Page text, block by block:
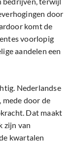
door
komt de
voorlopig
aandelen een
Nederlandse
mede door de
Dat maakt
zijn van
kwartalen